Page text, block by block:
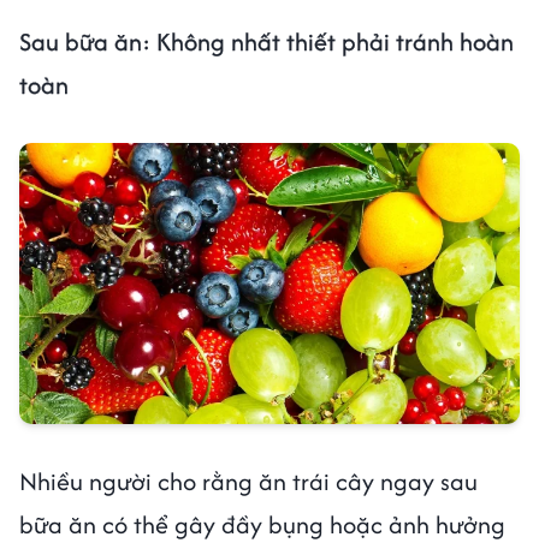
Sau bữa ăn: Không nhất thiết phải tránh hoàn
toàn
Nhiều người cho rằng ăn trái cây ngay sau
bữa ăn có thể gây đầy bụng hoặc ảnh hưởng